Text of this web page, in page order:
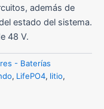
además de
estado del sistema.
48 V.
- Baterías
, LifePO4, litio,